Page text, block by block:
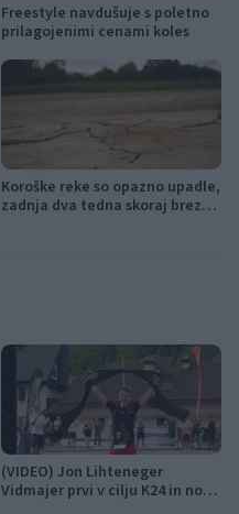
Freestyle navdušuje s poletno
prilagojenimi cenami koles
Koroške reke so opazno upadle,
zadnja dva tedna skoraj brez
(VIDEO) Jon Lihteneger
Vidmajer prvi v cilju K24 in novi